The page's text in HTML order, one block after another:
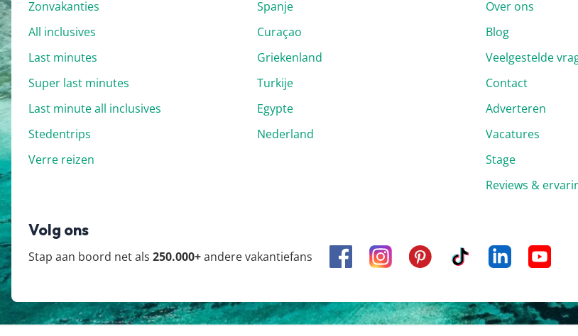
Zonvakanties
All inclusives
Last minutes
Super last minutes
Last minute all inclusives
Stedentrips
Verre reizen
Spanje
Curaçao
Griekenland
Turkije
Egypte
Nederland
Over ons
Blog
Veelgestelde
Contact
Adverteren
Vacatures
Stage
Reviews &
Volg ons
Stap aan boord net als 250.000+andere vakantiefans